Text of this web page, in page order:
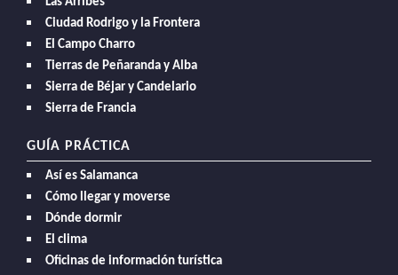
Ciudad Rodrigo y la Frontera
El Campo Charro
Tierras de Peñaranda y Alba
Sierra de Béjar y Candelario
Sierra de Francia
GUÍA PRÁCTICA
Así es Salamanca
Cómo llegar y moverse
Dónde dormir
El clima
Oficinas de información turística